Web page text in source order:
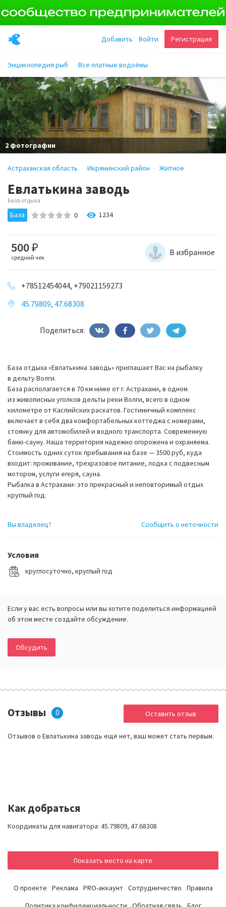
Регистрация
Войти
Добавить
Энциклопедия рыб Все платные водоёмы
2 фотографии
Астраханская область Икрянинский район Житное
Евлатькина заводь
База отдыха
База 0 1234
500₽
средний чек
В избранное
+78512454044, +79021159273
45.79809, 47.68308
Поделиться:
База отдыха «Евлатькина заводь» приглашает Вас на рыбалку
в дельту Волги.
База располагается в 70 км ниже от г. Астрахани, в одном
из живописных уголков дельты реки Волги, всего в одном
километре от Каспийских раскатов. Гостиничный комплекс
включает в себя два комфортабельных коттеджа с номерами,
стоянку для автомобилей и водного транспорта. Современную
баню-сауну. Наша территория надежно огорожена и охраняема.
Стоимость одних суток пребывания на базе — 3500 руб, куда
входит: проживание, трехразовое питание, лодка с подвесным
мотором, услуги егеря, сауна.
Рыбалка в Астрахани- это прекрасный и неповторимый отдых
круглый год.
Вы владелец? Сообщить о неточности
Условия
круглосуточно, круглый год
Если у вас есть вопросы или вы хотите поделиться информацией
об этом месте создайте обсуждение.
Обсудить
Отзывы 0
Отзывов о Евлатькина заводь ещё нет, ваш может стать первым.
Оставить отзыв
Как добраться
Координаты для навигатора: 45.79809, 47.68308
Показать место на карте
О проекте Реклама PRO-аккаунт Сотрудничество
Правила